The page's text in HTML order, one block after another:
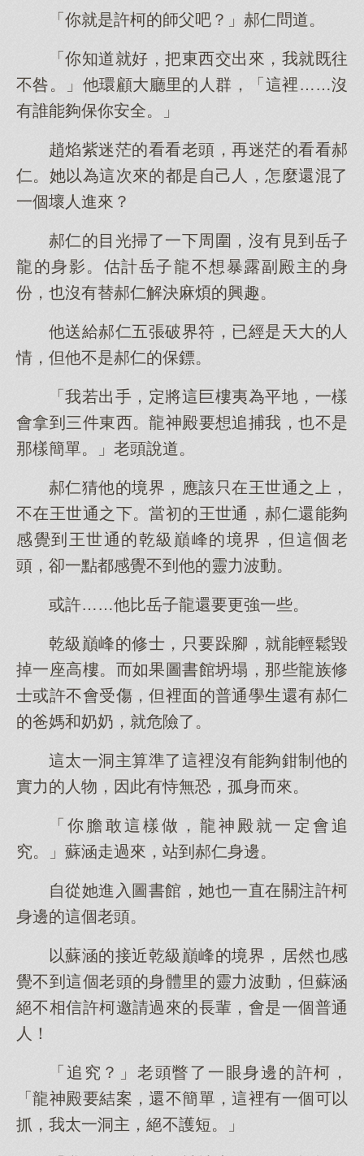
「你就是許柯的師父吧？」郝仁問道。
「你知道就好，把東西交出來，我就既往
不咎。」他環顧大廳里的人群，「這裡……沒
有誰能夠保你安全。」
趙焰紫迷茫的看看老頭，再迷茫的看看郝
仁。她以為這次來的都是自己人，怎麼還混了
一個壞人進來？
郝仁的目光掃了一下周圍，沒有見到岳子
龍的身影。估計岳子龍不想暴露副殿主的身
份，也沒有替郝仁解決麻煩的興趣。
他送給郝仁五張破界符，已經是天大的人
情，但他不是郝仁的保鏢。
「我若出手，定將這巨樓夷為平地，一樣
會拿到三件東西。龍神殿要想追捕我，也不是
那樣簡單。」老頭說道。
郝仁猜他的境界，應該只在王世通之上，
不在王世通之下。當初的王世通，郝仁還能夠
感覺到王世通的乾級巔峰的境界，但這個老
頭，卻一點都感覺不到他的靈力波動。
或許……他比岳子龍還要更強一些。
乾級巔峰的修士，只要跺腳，就能輕鬆毀
掉一座高樓。而如果圖書館坍塌，那些龍族修
士或許不會受傷，但裡面的普通學生還有郝仁
的爸媽和奶奶，就危險了。
這太一洞主算準了這裡沒有能夠鉗制他的
實力的人物，因此有恃無恐，孤身而來。
「你膽敢這樣做，龍神殿就一定會追
究。」蘇涵走過來，站到郝仁身邊。
自從她進入圖書館，她也一直在關注許柯
身邊的這個老頭。
以蘇涵的接近乾級巔峰的境界，居然也感
覺不到這個老頭的身體里的靈力波動，但蘇涵
絕不相信許柯邀請過來的長輩，會是一個普通
人！
「追究？」老頭瞥了一眼身邊的許柯，
「龍神殿要結案，還不簡單，這裡有一個可以
抓，我太一洞主，絕不護短。」